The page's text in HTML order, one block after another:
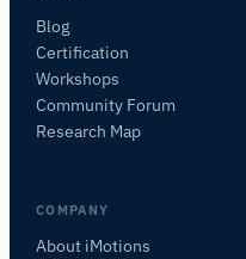
Blog
Certification
Workshops
Community Forum
Research Map
COMPANY
About iMotions
このページについて質問
これは何をしますか？
代替品と比較